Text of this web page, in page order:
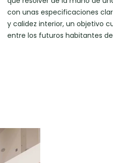
con unas especificaciones
y calidez interior, un objetivo
entre los futuros habitantes